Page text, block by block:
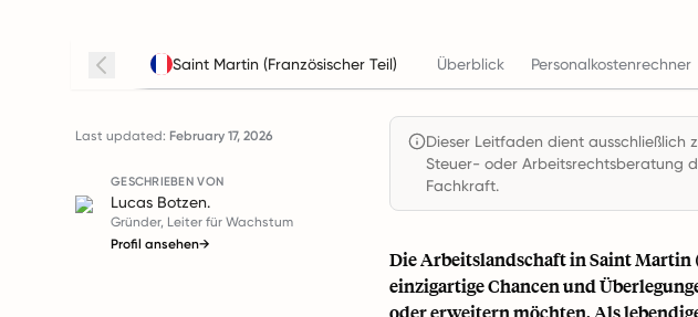
Saint Martin (Französischer Teil) Überblick Personalkostenrechner
Last updated: February 17, 2026
GESCHRIEBEN VON
Lucas Botzen.
Gründer, Leiter für Wachstum
Profil ansehen→
Dieser Leitfaden dient ausschließlich
Steuer- oder Arbeitsrechtsberatung
Fachkraft.
Die Arbeitslandschaft in Saint Martin
einzigartige Chancen und
oder erweitern möchten. Als